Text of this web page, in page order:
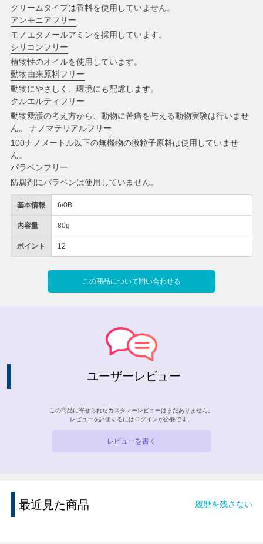
基本情報 6/0B
内容量 80g
ポイント 12
この商品について問い合わせる
クリームタイプは香料を使用していません。
アンモニアフリー
モノエタノールアミンを採用しています。
シリコンフリー
植物性のオイルを使用しています。
動物由来原料フリー
動物にやさしく、環境にも配慮します。
クルエルティフリー
動物愛護の考え方から、動物に苦痛を与える動物実験は行いませ
ん。 ナノマテリアルフリー
100ナノメートル以下の無機物の微粒子原料は使用していませ
ん。
パラベンフリー
防腐剤にパラベンは使用していません。
ユーザーレビュー
この商品に寄せられたカスタマーレビューはまだありません。
レビューを評価するには ログインが必要です。
レビューを書く
最近見た商品 履歴を残さない